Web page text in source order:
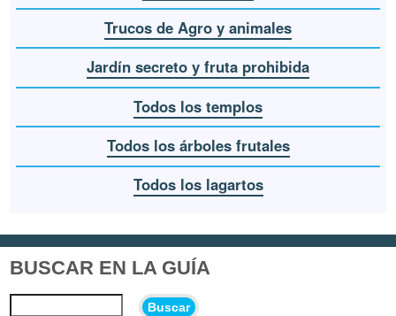
Trucos de Agro y animales
Jardín secreto y fruta prohibida
Todos los templos
Todos los árboles frutales
Todos los lagartos
BUSCAR EN LA GUÍA
Buscar